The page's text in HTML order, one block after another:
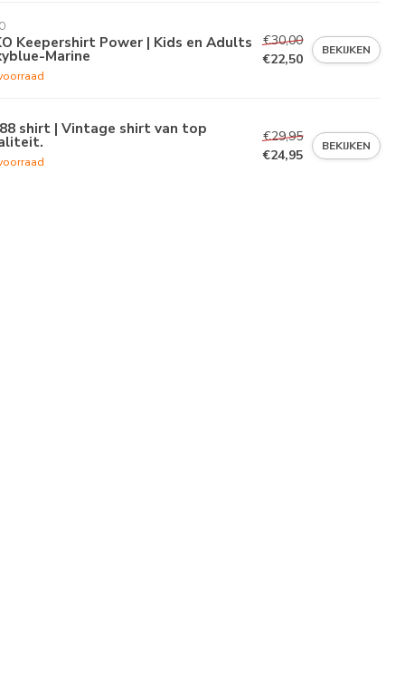
Keepershirt Power | Kids en Adults
Marine
€30,00
€22,50
BEKIJKEN
88 shirt | Vintage shirt van top
€29,95
€24,95
BEKIJKEN